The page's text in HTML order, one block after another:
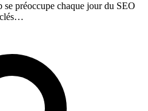
se préoccupe chaque jour du SEO
clés…